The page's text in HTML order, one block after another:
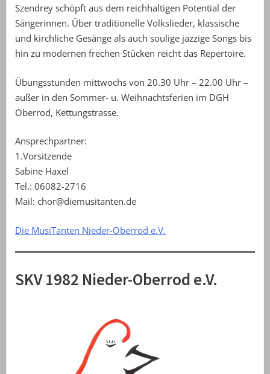
Szendrey schöpft aus dem reichhaltigen Potential der
Sängerinnen. Über traditionelle Volkslieder, klassische
und kirchliche Gesänge als auch soulige jazzige Songs bis
hin zu modernen frechen Stücken reicht das Repertoire.
Übungsstunden mittwochs von 20.30 Uhr – 22.00 Uhr –
außer in den Sommer- u. Weihnachtsferien im DGH
Oberrod, Kettungstrasse.
Ansprechpartner:
1.Vorsitzende
Sabine Haxel
Tel.: 06082-2716
Mail: chor@diemusitanten.de
Die MusiTanten Nieder-Oberrod e.V.
SKV 1982 Nieder-Oberrod e.V.